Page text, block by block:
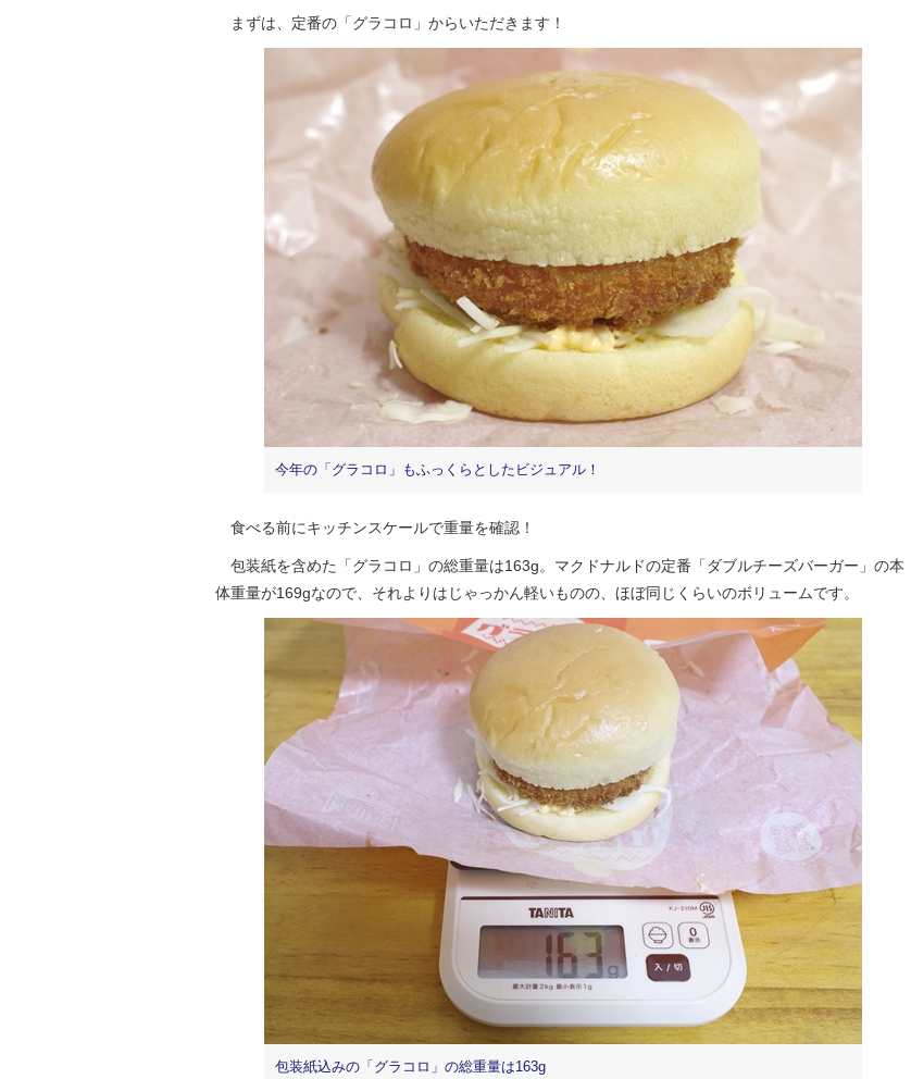
まずは、定番の「グラコロ」からいただきます！
今年の「グラコロ」もふっくらとしたビジュアル！
食べる前にキッチンスケールで重量を確認！
包装紙を含めた「グラコロ」の総重量は163g。マクドナルドの定番「ダブルチーズバーガー」の本
体重量が169gなので、それよりはじゃっかん軽いものの、ほぼ同じくらいのボリュームです。
包装紙込みの「グラコロ」の総重量は163g